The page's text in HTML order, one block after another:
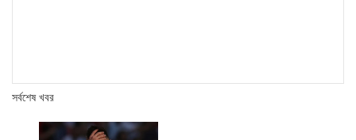
সর্বশেষ খবর